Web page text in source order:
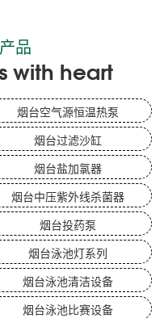
品
with heart
烟台空气源恒温热泵
烟台过滤沙缸
烟台盐加氯器
烟台中压紫外线杀菌器
烟台投药泵
烟台泳池灯系列
烟台泳池清洁设备
烟台泳池比赛设备